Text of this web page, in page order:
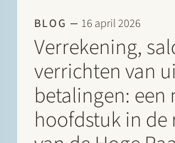
BLOG 16 april 2026
Verrekening,
verrichten van
betalingen: een
hoofdstuk in de